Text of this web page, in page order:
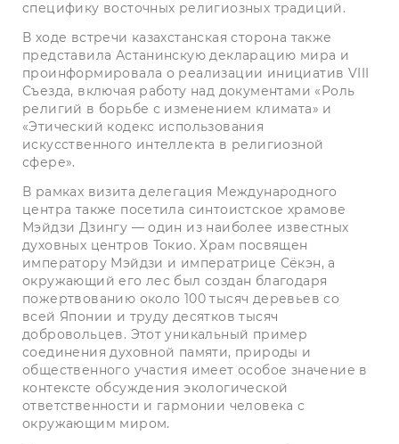
специфику восточных религиозных традиций.
В ходе встречи казахстанская сторона также
представила Астанинскую декларацию мира и
проинформировала о реализации инициатив VIII
Съезда, включая работу над документами «Роль
религий в борьбе с изменением климата» и
«Этический кодекс использования
искусственного интеллекта в религиозной
сфере».
В рамках визита делегация Международного
центра также посетила синтоистское храмове
Мэйдзи Дзингу — один из наиболее известных
духовных центров Токио. Храм посвящен
императору Мэйдзи и императрице Сёкэн, а
окружающий его лес был создан благодаря
пожертвованию около 100 тысяч деревьев со
всей Японии и труду десятков тысяч
добровольцев. Этот уникальный пример
соединения духовной памяти, природы и
общественного участия имеет особое значение в
контексте обсуждения экологической
ответственности и гармонии человека с
окружающим миром.